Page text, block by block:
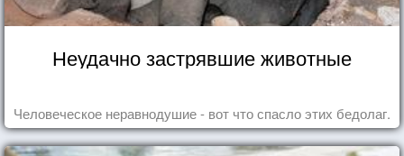
Неудачно застрявшие животные
Человеческое неравнодушие - вот что спасло этих бедолаг.